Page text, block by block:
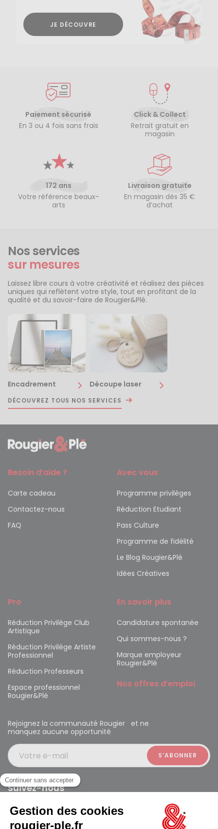
JE DÉCOUVRE
Paiement sécurisé
En 3 ou 4 fois sans frais
Click & Collect
Retrait gratuit en
magasin
172 ans
Votre référence beaux-
arts
Livraison gratuite
En magasin dès 35 €
d’achat
Nos services
sur mesures
Laissez libre cours à votre créativité et réalisez des pièces
uniques qui reflètent votre style, tout en profitant de la
qualité et du savoir-faire de Rougier&Plé.
Encadrement Découpe laser
DÉCOUVREZ TOUS NOS SERVICES
Besoin d’aide ?
Carte cadeau
Contactez-nous
FAQ
Avec vous
Programme privilèges
Réduction Etudiant
Pass Culture
Programme de fidélité
Le Blog Rougier&Plé
Idées Créatives
Pro
Réduction Privilège Club
Artistique
Réduction Privilège Artiste
Professionnel
Réduction Professeurs
Espace professionnel
Rougier&Plé
En savoir plus
Candidature spontanée
Qui sommes-nous ?
Marque employeur
Rougier&Plé
Nos offres d’emploi
Rejoignez la communauté Rougier et ne
manquez aucune opportunité
Votre e-mail
Suivez-nous